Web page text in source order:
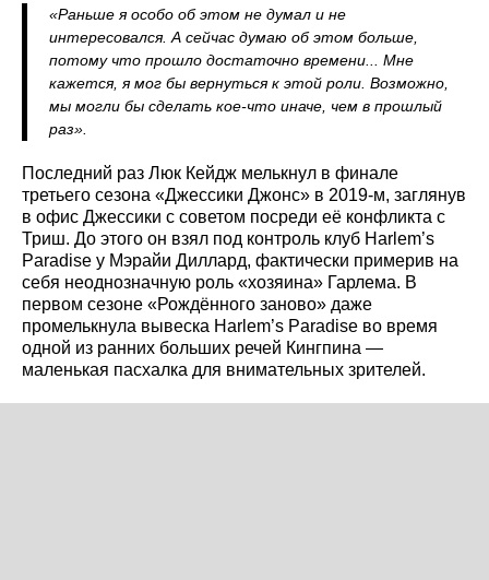
«Раньше я особо об этом не думал и не
интересовался. А сейчас думаю об этом больше,
потому что прошло достаточно времени... Мне
кажется, я мог бы вернуться к этой роли. Возможно,
мы могли бы сделать кое-что иначе, чем в прошлый
раз».
Последний раз Люк Кейдж мелькнул в финале
третьего сезона «Джессики Джонс» в 2019-м, заглянув
в офис Джессики с советом посреди её конфликта с
Триш. До этого он взял под контроль клуб Harlem’s
Paradise у Мэрайи Диллард, фактически примерив на
себя неоднозначную роль «хозяина» Гарлема. В
первом сезоне «Рождённого заново» даже
промелькнула вывеска Harlem’s Paradise во время
одной из ранних больших речей Кингпина —
маленькая пасхалка для внимательных зрителей.